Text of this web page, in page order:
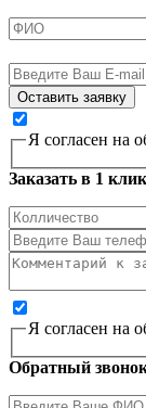
Я согласен на
Заказать в 1 клик
Я согласен на
Обратный